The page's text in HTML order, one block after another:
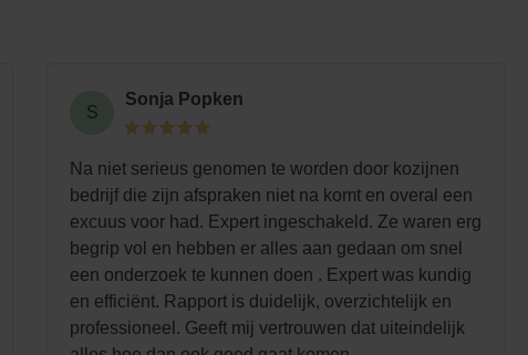
S
Sonja Popken
Na niet serieus genomen te worden door kozijnen
bedrijf die zijn afspraken niet na komt en overal een
excuus voor had. Expert ingeschakeld. Ze waren erg
begrip vol en hebben er alles aan gedaan om snel
een onderzoek te kunnen doen . Expert was kundig
en efficiënt. Rapport is duidelijk, overzichtelijk en
professioneel. Geeft mij vertrouwen dat uiteindelijk